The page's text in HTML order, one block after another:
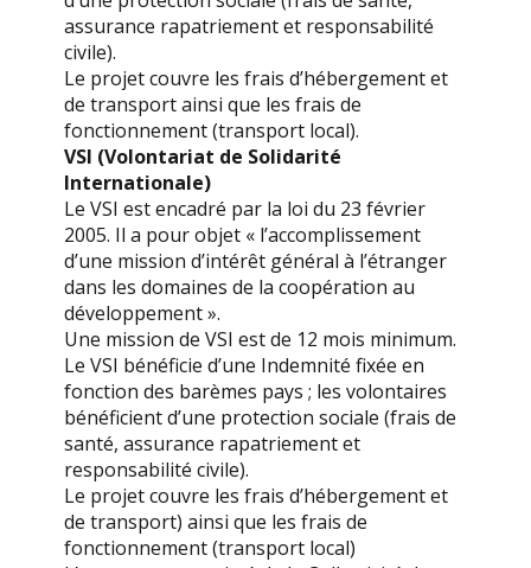
assurance rapatriement et responsabilité
civile).
Le projet couvre les frais d’hébergement et
de transport ainsi que les frais de
fonctionnement (transport local).
VSI (Volontariat de Solidarité
Internationale)
Le VSI est encadré par la loi du 23 février
2005. Il a pour objet « l’accomplissement
d’une mission d’intérêt général à l’étranger
dans les domaines de la coopération au
développement ».
Une mission de VSI est de 12 mois minimum.
Le VSI bénéficie d’une Indemnité fixée en
fonction des barèmes pays ; les volontaires
bénéficient d’une protection sociale (frais de
santé, assurance rapatriement et
responsabilité civile).
Le projet couvre les frais d’hébergement et
de transport) ainsi que les frais de
fonctionnement (transport local)